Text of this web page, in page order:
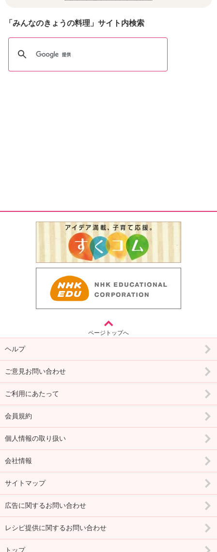
「みんなのきょうの料理」サイト内検索
ページトップへ
ヘルプ
ご意見お問い合わせ
ご利用にあたって
会員規約
個人情報の取り扱い
会社情報
サイトマップ
広告に関するお問い合わせ
レシピ提供に関するお問い合わせ
トップ